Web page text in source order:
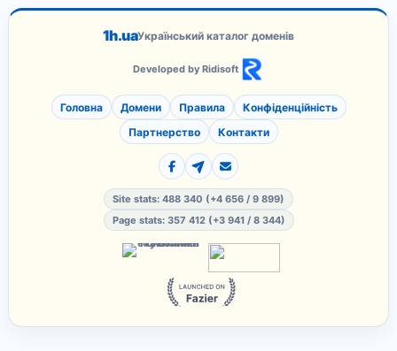
1h.uaУкраїнський каталог доменів
Developed by Ridisoft
Головна Домени Правила
Конфіденційність
Партнерство
Контакти
Site stats: 488 340 (+4 656 / 9 899)
Page stats: 357 412 (+3 941 / 8 344)